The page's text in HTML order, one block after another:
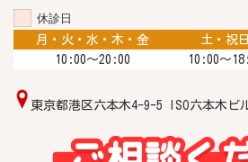
休診日
月・火・水・木・金 土・祝日
10:00〜20:00
10:00〜
東京都港区六本木4-9-5 ISO六本木ビ